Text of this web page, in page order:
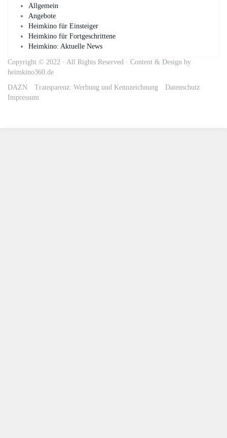
Allgemein
Angebote
Heimkino für Einsteiger
Heimkino für Fortgeschrittene
Heimkino: Aktuelle News
Copyright © 2022 · All Rights Reserved · Content & Design by
heimkino360.de
DAZN
Transparenz: Werbung und Kennzeichnung
Datenschutz
Impressum